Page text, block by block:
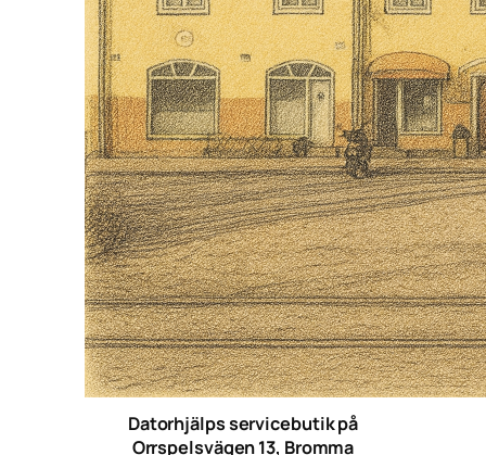
Datorhjälps servicebutik på
Orrspelsvägen 13, Bromma